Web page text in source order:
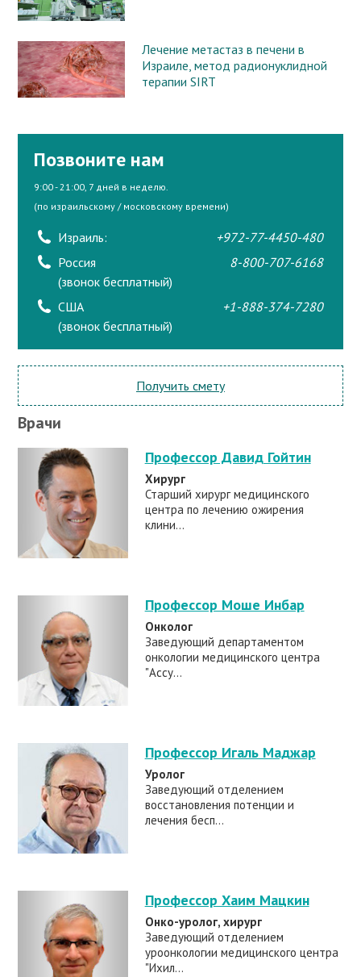
Лечение метастаз в печени в
Израиле, метод радионуклидной
терапии SIRT
Позвоните нам
9:00 - 21:00, 7 дней в неделю.
(по израильскому / московскому времени)
Израиль:
+972-77-4450-480
Россия
(звонок бесплатный)
8-800-707-6168
США
(звонок бесплатный)
+1-888-374-7280
Получить смету
Врачи
Профессор Давид Гойтин
Хирург
Старший хирург медицинского
центра по лечению ожирения
клини...
Профессор Моше Инбар
Онколог
Заведующий департаментом
онкологии медицинского центра
"Ассу...
Профессор Игаль Маджар
Уролог
Заведующий отделением
восстановления потенции и
лечения бесп...
Профессор Хаим Мацкин
Онко-уролог, хирург
Заведующий отделением
уроонкологии медицинского центра
"Ихил...